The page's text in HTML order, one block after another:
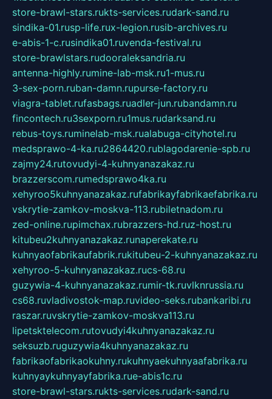
store-brawl-stars.rukts-services.rudark-sand.ru
sindika-01.rusp-life.rux-legion.rusib-archives.ru
e-abis-1-c.rusindika01.ruvenda-festival.ru
store-brawlstars.rudooraleksandria.ru
antenna-highly.rumine-lab-msk.ru1-mus.ru
3-sex-porn.ruban-damn.rupurse-factory.ru
viagra-tablet.rufasbags.ruadler-jun.rubandamn.ru
fincontech.ru3sexporn.ru1mus.rudarksand.ru
rebus-toys.ruminelab-msk.rualabuga-cityhotel.ru
medsprawo-4-ka.ru2864420.rublagodarenie-spb.ru
zajmy24.rutovudyi-4-kuhnyanazakaz.ru
brazzerscom.rumedsprawo4ka.ru
xehyroo5kuhnyanazakaz.rufabrikayfabrikaefabrika.ru
vskrytie-zamkov-moskva-113.rubiletnadom.ru
zed-online.rupimchax.rubrazzers-hd.ruz-host.ru
kitubeu2kuhnyanazakaz.runaperekate.ru
kuhnyaofabrikaufabrik.rukitubeu-2-kuhnyanazakaz.ru
xehyroo-5-kuhnyanazakaz.rucs-68.ru
guzywia-4-kuhnyanazakaz.rumir-tk.ruvlknrussia.ru
cs68.ruvladivostok-map.ruvideo-seks.rubankaribi.ru
raszar.ruvskrytie-zamkov-moskva113.ru
lipetsktelecom.rutovudyi4kuhnyanazakaz.ru
seksuzb.ruguzywia4kuhnyanazakaz.ru
fabrikaofabrikaokuhny.rukuhnyaekuhnyaafabrika.ru
kuhnyaykuhnyayfabrika.rue-abis1c.ru
store-brawl-stars.rukts-services.rudark-sand.ru